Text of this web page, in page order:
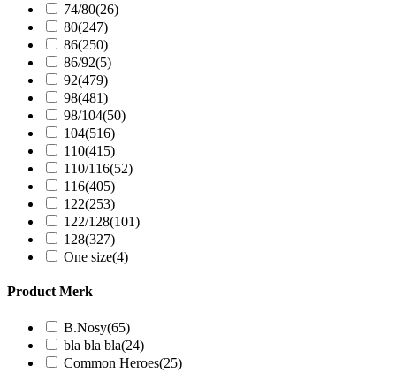
74/80(26)
80(247)
86(250)
86/92(5)
92(479)
98(481)
98/104(50)
104(516)
110(415)
110/116(52)
116(405)
122(253)
122/128(101)
128(327)
One size(4)
Product Merk
B.Nosy(65)
bla bla bla(24)
Common Heroes(25)